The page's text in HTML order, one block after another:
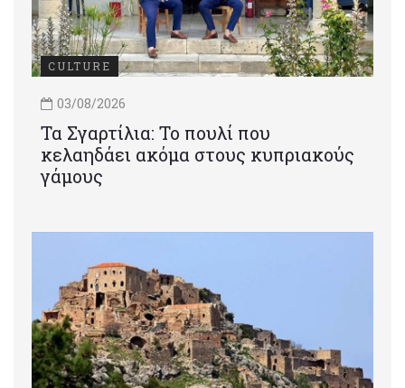
CULTURE
03/08/2026
Τα Σγαρτίλια: Το πουλί που
κελαηδάει ακόμα στους κυπριακούς
γάμους